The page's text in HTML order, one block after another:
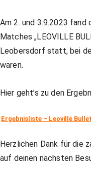
Unser Angebot
Unser Shop
Vereinslokal /
Trainer
Jagd
IPSC
Trainer Übersicht
Flinten-Training
Jagdkurs am
IPSC-
Vorbereitung auf
Dynamic Shooting
GLOCK
GLOCK
News
Kurse:
Kurse: Jagd
Am 2. und 3.9.2023 fand
Matches „LEOVILLE
Leobersdorf statt, bei
waren.
Hier geht’s zu den
Ergebnisliste – Leoville
Herzlichen Dank für die
auf deinen nächsten